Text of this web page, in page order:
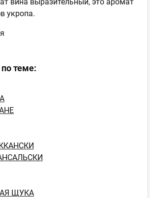
укропа.
теме:
ЩУКА